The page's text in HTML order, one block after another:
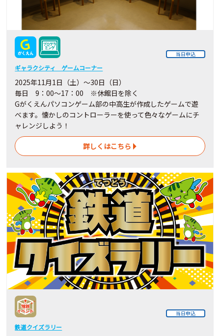
当日申込
ギャラクシティ ゲームコーナー
2025年11月1日（土）～30日（日）
毎日 9：00～17：00 ※休館日を除く
Gがくえんパソコンゲーム部の中高生が作成したゲームで遊
べます。懐かしのコントローラーを使って色々なゲームにチ
ャレンジしよう！
詳しくはこちら
当日申込
鉄道クイズラリー